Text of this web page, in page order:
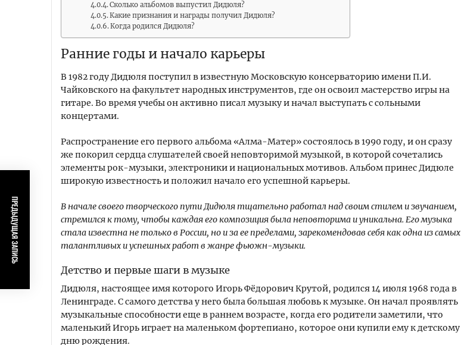
Сколько альбомов выпустил Дидюля?
Какие признания и награды получил Дидюля?
Когда родился Дидюля?
Ранние годы и начало карьеры
В 1982 году Дидюля поступил в известную Московскую консерваторию имени П.И.
Чайковского на факультет народных инструментов, где он освоил мастерство игры на
гитаре. Во время учебы он активно писал музыку и начал выступать с сольными
концертами.
Распространение его первого альбома «Алма-Матер» состоялось в 1990 году, и он сразу
же покорил сердца слушателей своей неповторимой музыкой, в которой сочетались
элементы рок-музыки, электроники и национальных мотивов. Альбом принес Дидюле
широкую известность и положил начало его успешной карьеры.
В начале своего творческого пути Дидюля тщательно работал над своим стилем и звучанием,
стремился к тому, чтобы каждая его композиция была неповторима и уникальна. Его музыка
стала известна не только в России, но и за ее пределами, зарекомендовав себя как одна из самых
талантливых и успешных работ в жанре фьюжн-музыки.
Детство и первые шаги в музыке
Дидюля, настоящее имя которого Игорь Фёдорович Крутой, родился 14 июля 1968 года в
Ленинграде. С самого детства у него была большая любовь к музыке. Он начал проявлять
музыкальные способности еще в раннем возрасте, когда его родители заметили, что
маленький Игорь играет на маленьком фортепиано, которое они купили ему к детскому
дню рождения.
ПРЕДЫДУЩАЯ ЗАПИСЬ